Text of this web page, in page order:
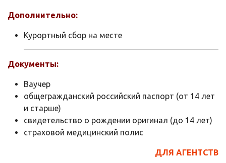
Дополнительно:
Курортный сбор на месте
Документы:
Ваучер
общегражданский российский паспорт (от 14 лет
и старше)
свидетельство о рождении оригинал (до 14 лет)
страховой медицинский полис
ДЛЯ АГЕНТСТВ